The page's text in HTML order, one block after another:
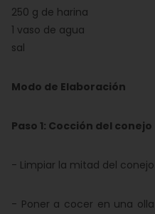
250 g de harina
1 vaso de agua
sal
Modo de Elaboración
Paso 1: Cocción del conejo
- Limpiar la mitad del conejo
- Poner a cocer en una